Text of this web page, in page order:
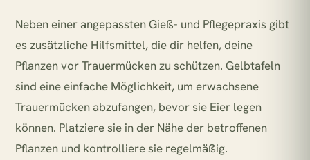
Neben einer angepassten Gieß- und Pflegepraxis gibt
es zusätzliche Hilfsmittel, die dir helfen, deine
Pflanzen vor Trauermücken zu schützen. Gelbtafeln
sind eine einfache Möglichkeit, um erwachsene
Trauermücken abzufangen, bevor sie Eier legen
können. Platziere sie in der Nähe der betroffenen
Pflanzen und kontrolliere sie regelmäßig.